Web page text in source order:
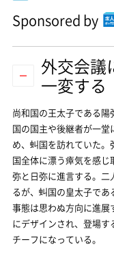
Sponsored by
外交会議
一変する
尚和国の王太子である
国の国主や後継者が一
め、虯国を訪れていた。
国全体に漂う瘴気を感
弥と日弥に進言する。
るが、虯国の皇太子であ
事態は思わぬ方向に進
にデザインされ、登場
チーフになっている。